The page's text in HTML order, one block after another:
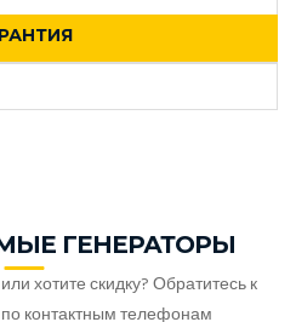
ГЕНЕРАТОРЫ
хотите скидку? Обратитесь к
контактным телефонам